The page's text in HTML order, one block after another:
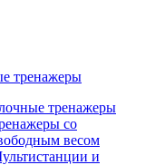
тренажеры
тренажеры
со
весом
и